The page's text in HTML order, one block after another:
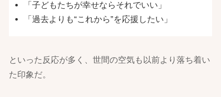
「子どもたちが幸せならそれでいい」
「過去よりも“これから”を応援したい」
といった反応が多く、世間の空気も以前より落ち着い
た印象だ。